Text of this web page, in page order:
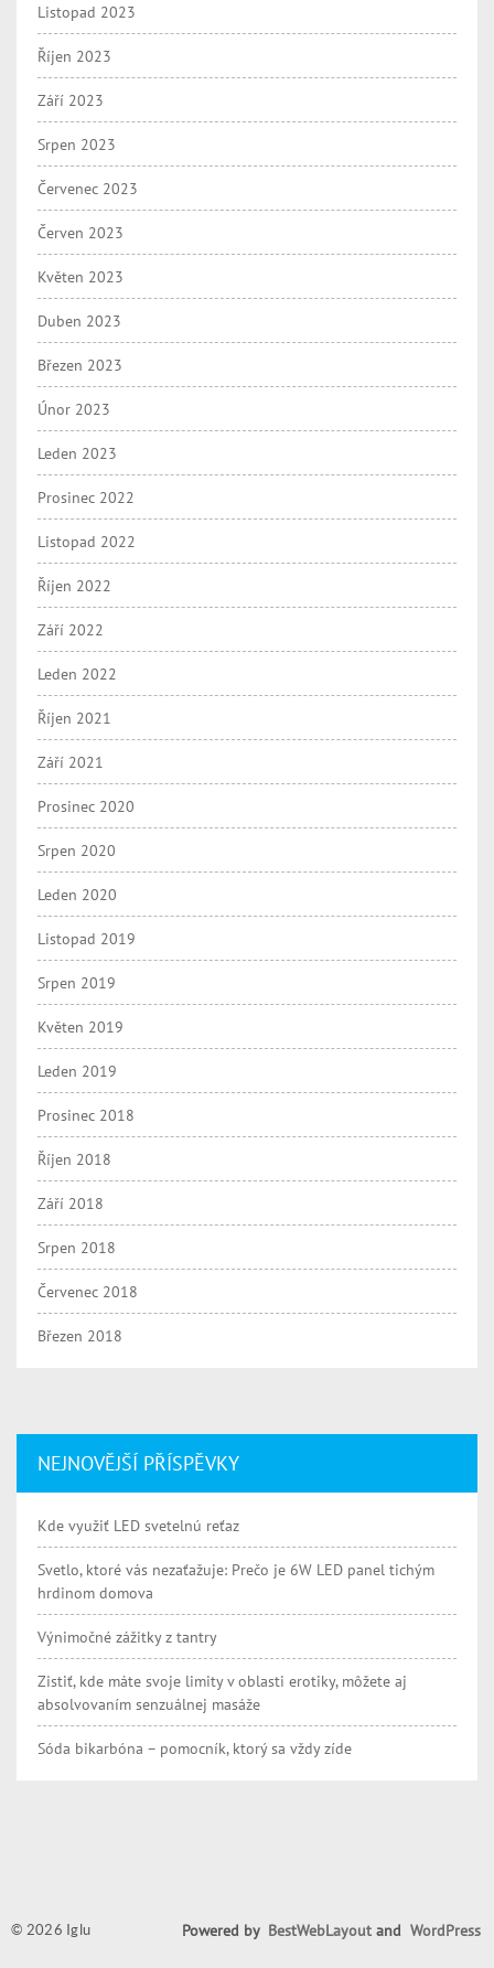
Listopad 2023
Říjen 2023
Září 2023
Srpen 2023
Červenec 2023
Červen 2023
Květen 2023
Duben 2023
Březen 2023
Únor 2023
Leden 2023
Prosinec 2022
Listopad 2022
Říjen 2022
Září 2022
Leden 2022
Říjen 2021
Září 2021
Prosinec 2020
Srpen 2020
Leden 2020
Listopad 2019
Srpen 2019
Květen 2019
Leden 2019
Prosinec 2018
Říjen 2018
Září 2018
Srpen 2018
Červenec 2018
Březen 2018
NEJNOVĚJŠÍ PŘÍSPĚVKY
Kde využiť LED svetelnú reťaz
Svetlo, ktoré vás nezaťažuje: Prečo je 6W LED panel tichým
hrdinom domova
Výnimočné zážitky z tantry
Zistiť, kde máte svoje limity v oblasti erotiky, môžete aj
absolvovaním senzuálnej masáže
Sóda bikarbóna – pomocník, ktorý sa vždy zíde
© 2026 Iglu Powered by BestWebLayout and WordPress